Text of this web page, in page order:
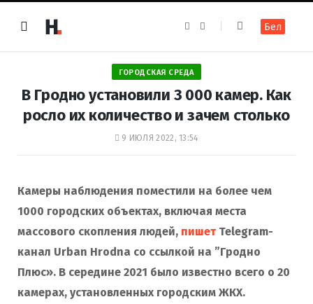
e
b
o
o
k
t
a
m
Бел
ГОРОДСКАЯ СРЕДА
В Гродно установили 3 000 камер. Как
росло их количество и зачем столько
9 ИЮЛЯ 2022, 13:54
Камеры наблюдения поместили на более чем
1000 городских объектах, включая места
массового скопления людей, пишет Telegram-
канал Urban Hrodna со ссылкой на ”Гродно
Плюс». В середине 2021 было известно всего о 20
камерах, установленных городским ЖКХ.